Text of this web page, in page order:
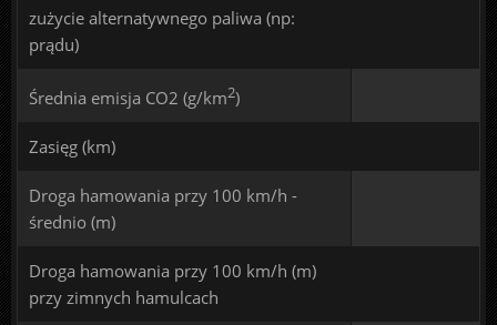
zużycie alternatywnego paliwa (np:
prądu)
Średnia emisja CO2 (g/km2)
Zasięg (km)
Droga hamowania przy 100 km/h -
średnio (m)
Droga hamowania przy 100 km/h (m)
przy zimnych hamulcach